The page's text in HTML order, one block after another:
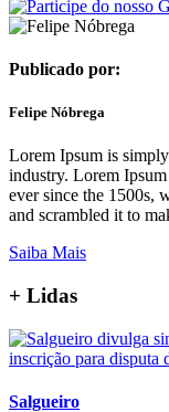
Publicado por:
Felipe Nóbrega
Lorem Ipsum is
industry. Lorem
ever since the 1500s,
and scrambled it to
Saiba Mais
+ Lidas
Salgueiro